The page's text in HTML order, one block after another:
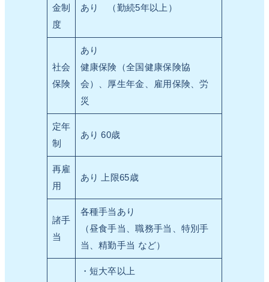
金制
度
あり （勤続5年以上）
社会
保険
あり
健康保険（全国健康保険協
会）、厚生年金、雇用保険、労
災
定年
制
あり 60歳
再雇
用
あり 上限65歳
諸手
当
各種手当あり
（昼食手当、職務手当、特別手
当、精勤手当 など）
・短大卒以上